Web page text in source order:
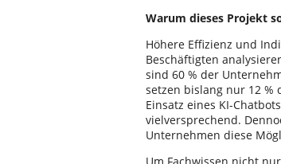
Warum dieses Projekt
Höhere Effizienz und
Beschäftigten
sind 60 % der
setzen bislang nur 12 %
Einsatz eines KI-
vielversprechend.
Unternehmen diese